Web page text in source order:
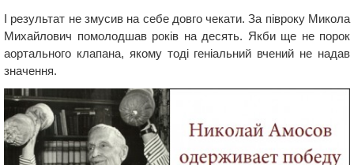
І результат не змусив на себе довго чекати. За півроку Микола
Михайлович помолодшав років на десять. Якби ще не порок
аортального клапана, якому тоді геніальний вчений не надав
значення.